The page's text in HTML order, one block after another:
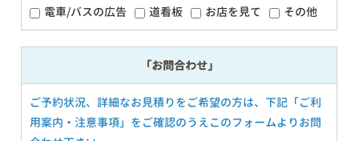
電車/バスの広告
道看板 お店を見て その他
「お問合わせ」
ご予約状況、詳細なお見積りをご希望の方は、下記「ご利
用案内・注意事項」をご確認のうえこのフォームよりお問